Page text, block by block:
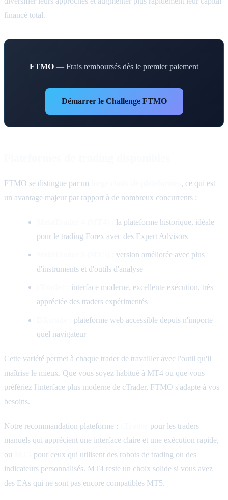
financé total.
FTMO — Frais remboursés dès le premier paiement
Démarrer le Challenge FTMO
FTMO se distingue par un
, ce qui est
un avantage majeur par rapport à de nombreux concurrents :
la plateforme historique, idéale
pour le trading Forex avec des Expert Advisors
version améliorée avec plus
d'instruments et d'outils d'analyse
interface moderne, excellente exécution, très
appréciée des traders expérimentés
plateforme web accessible depuis n'importe
quel navigateur
Cette variété permet à chaque trader de travailler avec l'outil qu'il
maîtrise le mieux. Que vous soyez habitué à MT4 ou que vous
préfériez l'interface plus moderne de cTrader, FTMO s'adapte à vos
besoins.
Notre recommandation plateforme :
pour les traders
manuels qui apprécient une interface claire et une exécution rapide,
ou
pour ceux qui utilisent des robots de trading ou des
indicateurs personnalisés. MT4 reste un choix solide si vous avez
des EAs qui ne sont pas encore compatibles MT5.